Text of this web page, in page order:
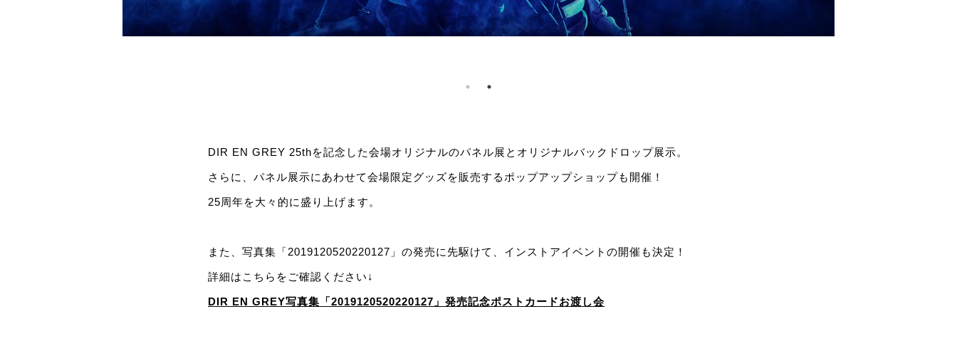
DIR EN GREY 25thを記念した会場オリジナルのパネル展とオリジナルバックドロップ展示。
さらに、パネル展示にあわせて会場限定グッズを販売するポップアップショップも開催！
25周年を大々的に盛り上げます。
また、写真集「2019120520220127」の発売に先駆けて、インストアイベントの開催も決定！
詳細はこちらをご確認ください↓
DIR EN GREY写真集「2019120520220127」発売記念ポストカードお渡し会